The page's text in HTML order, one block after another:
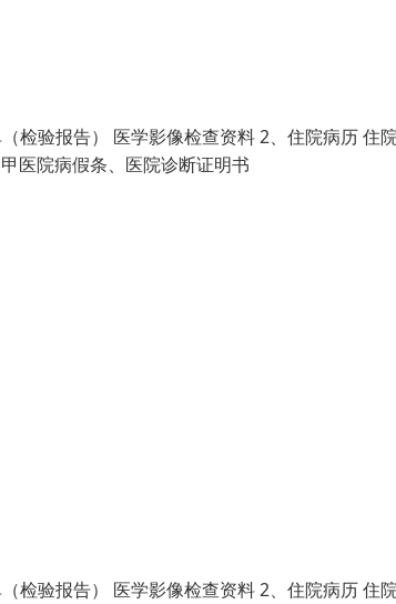
检验报告） 医学影像检查资料 2、住院病历 住
医院病假条、医院诊断证明书
检验报告） 医学影像检查资料 2、住院病历 住